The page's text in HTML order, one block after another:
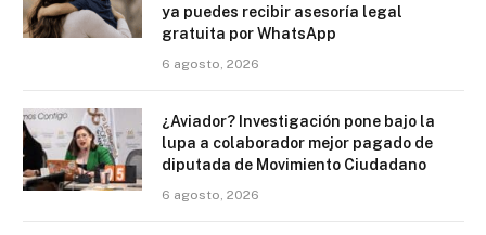
ya puedes recibir asesoría legal
gratuita por WhatsApp
6 agosto, 2026
¿Aviador? Investigación pone bajo la
lupa a colaborador mejor pagado de
diputada de Movimiento Ciudadano
6 agosto, 2026